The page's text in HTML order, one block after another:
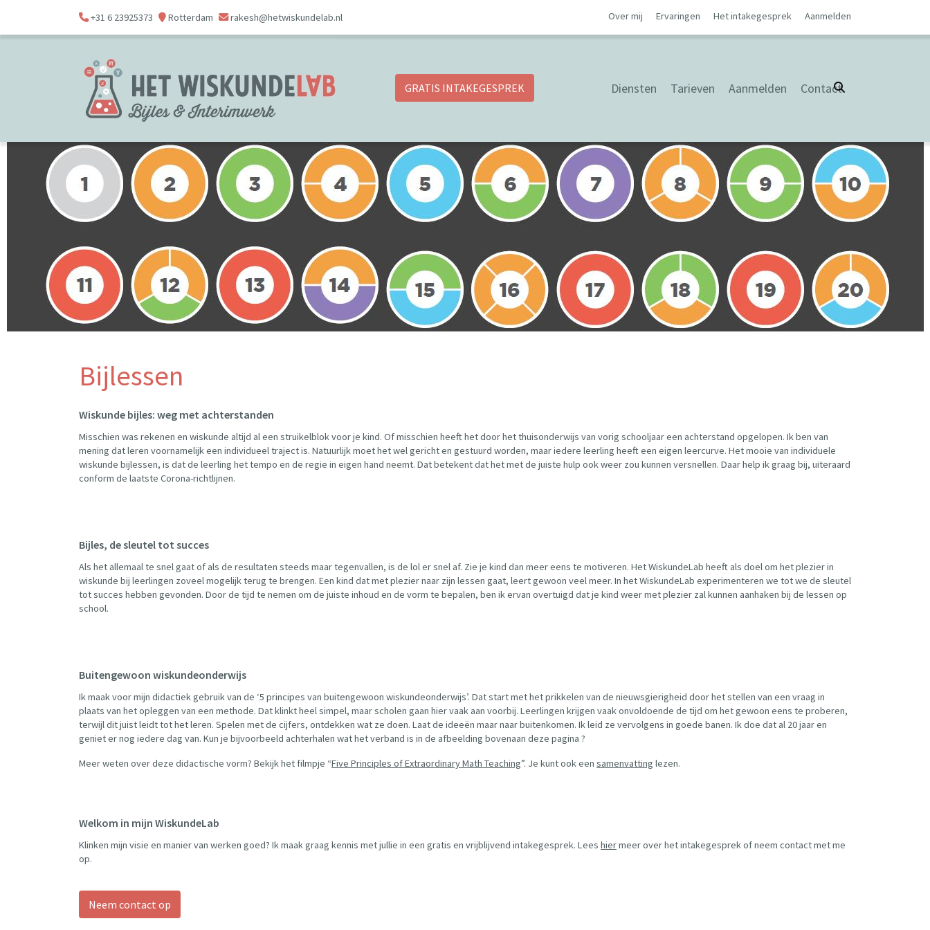
+31 6 23925373 Rotterdam rakesh@hetwiskundelab.nl Over mij Ervaringen Het intakegesprek Aanmelden
GRATIS INTAKEGESPREK Diensten Tarieven Aanmelden Contact
Bijlessen
Wiskunde bijles: weg met achterstanden
Misschien was rekenen en wiskunde altijd al een struikelblok voor je kind. Of misschien heeft het door het thuisonderwijs van vorig schooljaar een achterstand opgelopen. Ik ben van
mening dat leren voornamelijk een individueel traject is. Natuurlijk moet het wel gericht en gestuurd worden, maar iedere leerling heeft een eigen leercurve. Het mooie van individuele
wiskunde bijlessen, is dat de leerling het tempo en de regie in eigen hand neemt. Dat betekent dat het met de juiste hulp ook weer zou kunnen versnellen. Daar help ik graag bij, uiteraard
conform de laatste Corona-richtlijnen.
Bijles, de sleutel tot succes
Als het allemaal te snel gaat of als de resultaten steeds maar tegenvallen, is de lol er snel af. Zie je kind dan meer eens te motiveren. Het WiskundeLab heeft als doel om het plezier in
wiskunde bij leerlingen zoveel mogelijk terug te brengen. Een kind dat met plezier naar zijn lessen gaat, leert gewoon veel meer. In het WiskundeLab experimenteren we tot we de sleutel
tot succes hebben gevonden. Door de tijd te nemen om de juiste inhoud en de vorm te bepalen, ben ik ervan overtuigd dat je kind weer met plezier zal kunnen aanhaken bij de lessen op
school.
Buitengewoon wiskundeonderwijs
Ik maak voor mijn didactiek gebruik van de ‘5 principes van buitengewoon wiskundeonderwijs’. Dat start met het prikkelen van de nieuwsgierigheid door het stellen van een vraag in
plaats van het opleggen van een methode. Dat klinkt heel simpel, maar scholen gaan hier vaak aan voorbij. Leerlingen krijgen vaak onvoldoende de tijd om het gewoon eens te proberen,
terwijl dit juist leidt tot het leren. Spelen met de cijfers, ontdekken wat ze doen. Laat de ideeën maar naar buitenkomen. Ik leid ze vervolgens in goede banen. Ik doe dat al 20 jaar en
geniet er nog iedere dag van. Kun je bijvoorbeeld achterhalen wat het verband is in de afbeelding bovenaan deze pagina ?
Meer weten over deze didactische vorm? Bekijk het filmpje “Five Principles of Extraordinary Math Teaching”. Je kunt ook een samenvatting lezen.
Welkom in mijn WiskundeLab
Klinken mijn visie en manier van werken goed? Ik maak graag kennis met jullie in een gratis en vrijblijvend intakegesprek. Lees hiermeer over het intakegesprek of neem contact met me
op.
Neem contact op